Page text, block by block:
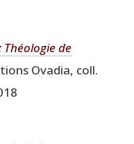
Théo­lo­gie de
Ova­dia, coll.